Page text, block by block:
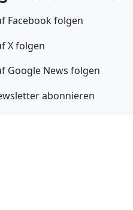
Facebook folgen
X folgen
Google News folgen
abonnieren